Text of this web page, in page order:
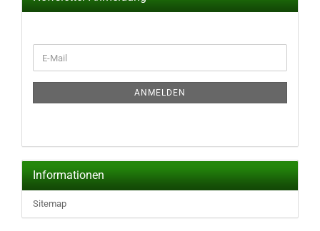
ZUR
E-
Mail
ANMELDEN
Informationen
Sitemap